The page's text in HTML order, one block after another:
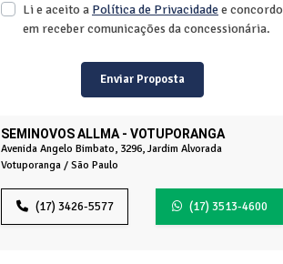
SEMINOVOS ALLMA - VOTUPORANGA
Avenida Angelo Bimbato, 3296, Jardim Alvorada
Votuporanga / São Paulo
(17) 3426-5577 (17) 3513-4600
Li e aceito a Política de Privacidadee concordo
em receber comunicações da concessionária.
Enviar Proposta